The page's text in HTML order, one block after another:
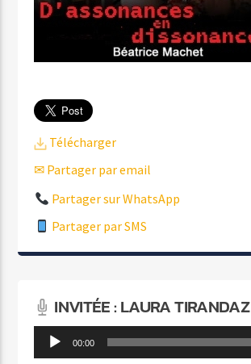
Télécharger
✉ Partager par email
Partager sur WhatsApp
Partager par SMS
INVITÉE : LAURA TIRANDAZ
Lecteur
audio
00:00